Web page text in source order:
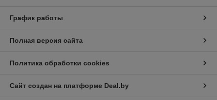
График работы
Полная версия сайта
Политика обработки cookies
Сайт создан на платформе Deal.by